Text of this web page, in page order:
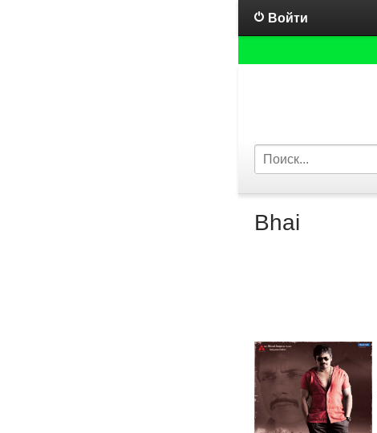
Войти
Bhai